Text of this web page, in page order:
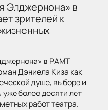
Элджернона» в
зрителей к
в РАМТ
Дэниела Киза как
душе, выборе и
уже более десяти лет
работ театра.